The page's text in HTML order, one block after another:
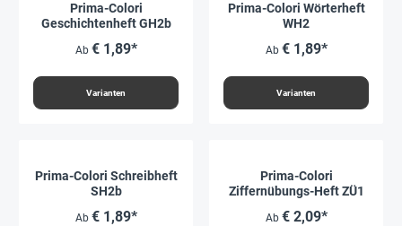
Prima-Colori
Geschichtenheft GH2b
Ab € 1,89*
Varianten
Prima-Colori Wörterheft
WH2
Ab € 1,89*
Varianten
Prima-Colori Schreibheft
SH2b
Ab € 1,89*
Prima-Colori
Ziffernübungs-Heft ZÜ1
Ab € 2,09*